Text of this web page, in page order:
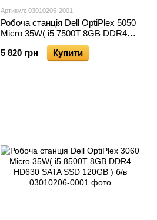
Артикул: 03010205-2001
Робоча станція Dell OptiPlex 5050
Micro 35W( i5 7500T 8GB DDR4
HD630 SATA SSD 120GB ) б/в
5 820 грн
Купити